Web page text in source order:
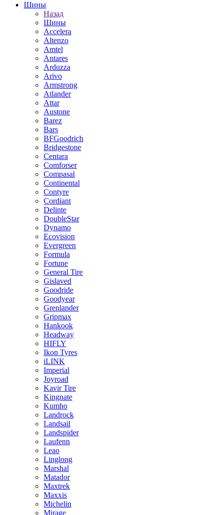
Шины
Назад
Шины
Accelera
Altenzo
Amtel
Antares
Arduzza
Arivo
Armstrong
Atlander
Attar
Austone
Barez
Bars
BFGoodrich
Bridgestone
Centara
Comforser
Compasal
Continental
Contyre
Cordiant
Delinte
DoubleStar
Dynamo
Ecovision
Evergreen
Formula
Fortune
General Tire
Gislaved
Goodride
Goodyear
Grenlander
Gripmax
Hankook
Headway
HIFLY
Ikon Tyres
iLINK
Imperial
Joyroad
Kavir Tire
Kingnate
Kumho
Landrock
Landsail
Landspider
Laufenn
Leao
Linglong
Marshal
Matador
Maxtrek
Maxxis
Michelin
Mirage